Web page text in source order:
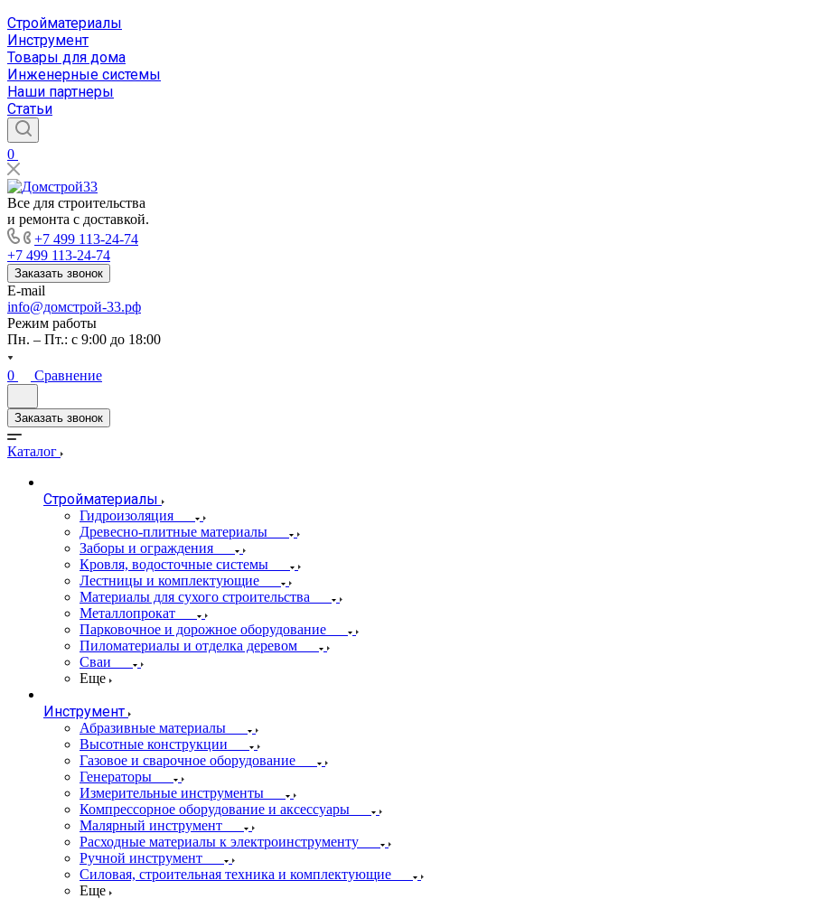
Стройматериалы
Инструмент
Товары для дома
Инженерные системы
Наши партнеры
Статьи
0
Все для строительства
и ремонта с доставкой.
+7 499 113-24-74
+7 499 113-24-74
Заказать звонок
E-mail
info@домстрой-33.рф
Режим работы
Пн. – Пт.: с 9:00 до 18:00
0 Сравнение
Заказать звонок
Каталог
Стройматериалы
Гидроизоляция
Древесно-плитные материалы
Заборы и ограждения
Кровля, водосточные системы
Лестницы и комплектующие
Материалы для сухого строительства
Металлопрокат
Парковочное и дорожное оборудование
Пиломатериалы и отделка деревом
Сваи
Еще
Инструмент
Абразивные материалы
Высотные конструкции
Газовое и сварочное оборудование
Генераторы
Измерительные инструменты
Компрессорное оборудование и аксессуары
Малярный инструмент
Расходные материалы к электроинструменту
Ручной инструмент
Силовая, строительная техника и комплектующие
Еще